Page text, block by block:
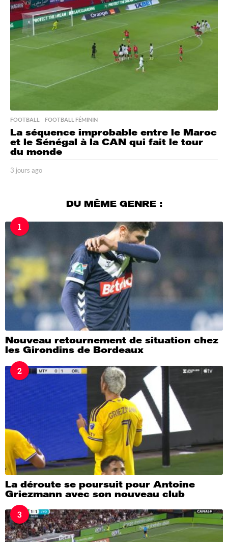
g
o
FOOTBALL ,FOOTBALL FÉMININ
La séquence improbable entre le Maroc
et le Sénégal à la CAN qui fait le tour
du monde
3 jours ago
DU MÊME GENRE :
1
Nouveau retournement de situation chez
les Girondins de Bordeaux
2
La déroute se poursuit pour Antoine
Griezmann avec son nouveau club
3